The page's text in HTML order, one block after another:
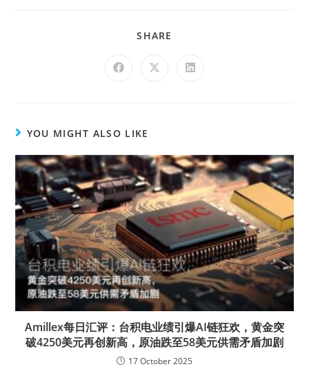
SHARE
YOU MIGHT ALSO LIKE
Amillex每日汇评：台积电业绩引爆AI链狂欢，黄金突
破4250美元再创新高，原油跌至58美元供需矛盾加剧
17 October 2025